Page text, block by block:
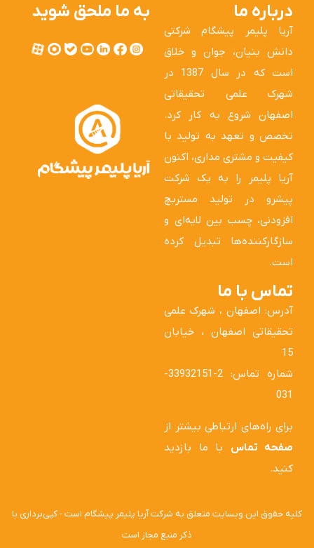
درباره ما
آریا پلیمر پیشگام شرکتی
دانش بنیان، جوان و خلاق
است که در سال 1387 در
شهرک علمی تحقیقاتی
اصفهان شروع به کار کرد.
تخصص و تعهد به تولید با
کیفیت و مشتری مداری، اکنون
آریا پلیمر را به یک شرکت
پیشرو در تولید مستربچ
افزودنی، چسب بین لایه‌ای و
سازگارکننده‌ها تبدیل کرده
است.
تماس با ما
آدرس: اصفهان ، شهرک علمی
تحقیقاتی اصفهان ، خیابان
15
شماره تماس: 2-33932151-
031
برای راه‌های ارتباطی بیشتر از
صفحه تماس با ما بازدید
کنید.
به ما ملحق شوید
کلیه حقوق این وبسایت متعلق به شرکت آریا پلیمر پیشگام است - کپی‌برداری با
ذکر منبع مجاز است